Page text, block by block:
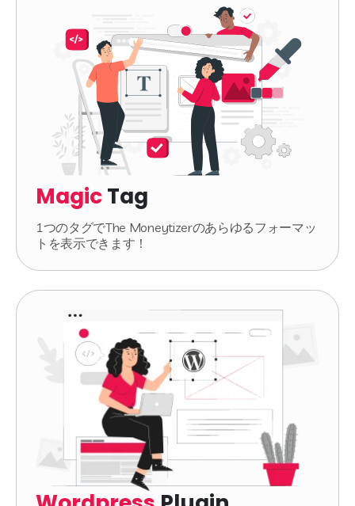
MagicTag
1つのタグでThe Moneytizerのあらゆるフォーマッ
トを表示できます！